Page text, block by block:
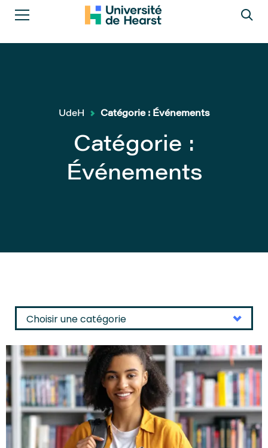
Catégorie :
Événements
UdeH Catégorie : Événements
Choisir une catégorie